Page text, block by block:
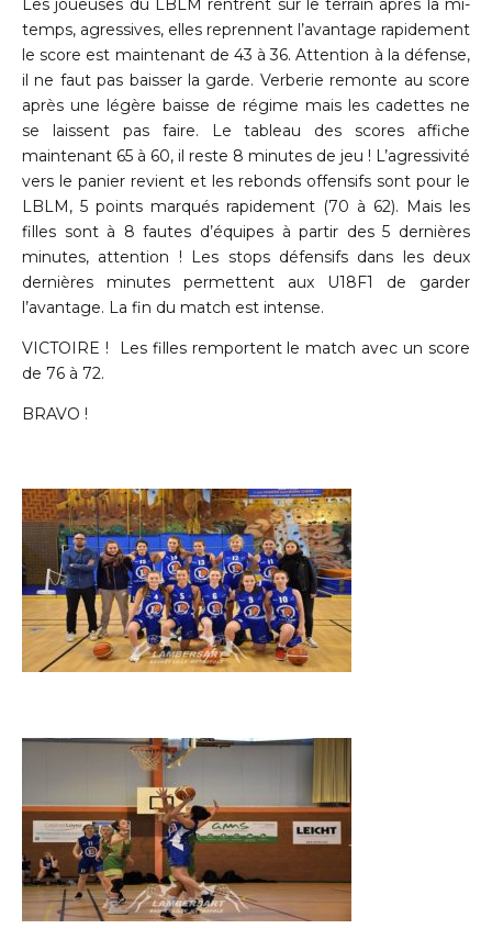
Les joueuses du LBLM rentrent sur le terrain après la mi-
temps, agressives, elles reprennent l’avantage rapidement
le score est maintenant de 43 à 36. Attention à la défense,
il ne faut pas baisser la garde. Verberie remonte au score
après une légère baisse de régime mais les cadettes ne
se laissent pas faire. Le tableau des scores affiche
maintenant 65 à 60, il reste 8 minutes de jeu ! L’agressivité
vers le panier revient et les rebonds offensifs sont pour le
LBLM, 5 points marqués rapidement (70 à 62). Mais les
filles sont à 8 fautes d’équipes à partir des 5 dernières
minutes, attention ! Les stops défensifs dans les deux
dernières minutes permettent aux U18F1 de garder
l’avantage. La fin du match est intense.
VICTOIRE ! Les filles remportent le match avec un score
de 76 à 72.
BRAVO !